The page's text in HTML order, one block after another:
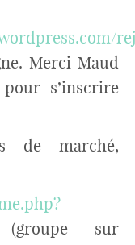
Merci Maud
s’inscrire
de marché,
sur